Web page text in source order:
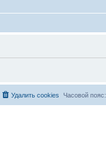
Часовой пояс:
Удалить cookies